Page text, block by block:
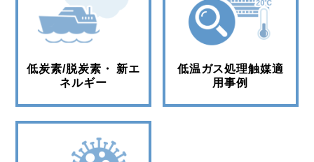
低炭素/脱炭素・ 新エ
ネルギー
低温ガス処理触媒適
用事例